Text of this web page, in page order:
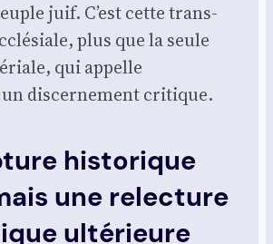
juif. C’est cette trans­
plus que la seule
qui appelle
dis­cer­ne­ment cri­tique.
historique
une relecture
ultérieure